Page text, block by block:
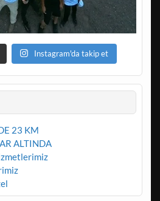
Instagram'da takip et
23 KM
ALTINDA